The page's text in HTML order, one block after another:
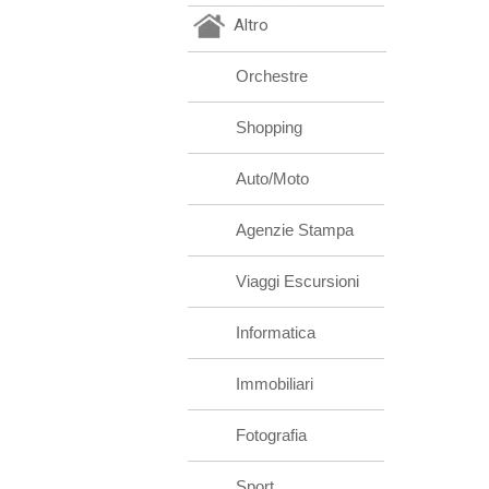
Altro
Orchestre
Shopping
Auto/Moto
Agenzie Stampa
Viaggi Escursioni
Informatica
Immobiliari
Fotografia